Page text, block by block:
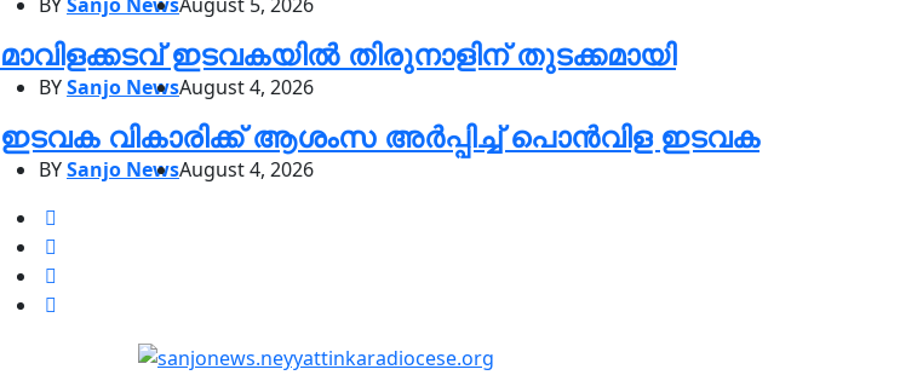
മാവിളക്കടവ് ഇടവകയിൽ തിരുനാളിന് തുടക്കമായി
BYSanjo NewsAugust 4, 2026
ഇടവക വികാരിക്ക് ആശംസ അർപ്പിച്ച് പൊൻവിള ഇടവക
BYSanjo NewsAugust 4, 2026